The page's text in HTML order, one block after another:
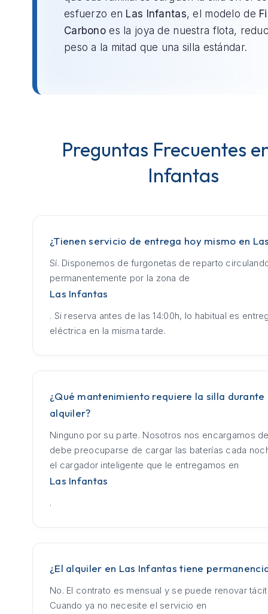
esfuerzo en Las Infantas, el modelo de
Carbono es la joya de nuestra flota,
peso a la mitad que una silla estándar.
Preguntas Frecuentes
Infantas
¿Tienen servicio de entrega hoy mismo en
Sí. Disponemos de furgonetas de reparto
permanentemente por la zona de
Las Infantas
. Si reserva antes de las 14:00h, lo habitual es
eléctrica en la misma tarde.
¿Qué mantenimiento requiere la silla durante
alquiler?
Ninguno por su parte. Nosotros nos encargamos
debe preocuparse de cargar las baterías cada
el cargador inteligente que le entregamos en
Las Infantas
.
¿El alquiler en Las Infantas tiene
No. El contrato es mensual y se puede renovar
Cuando ya no necesite el servicio en